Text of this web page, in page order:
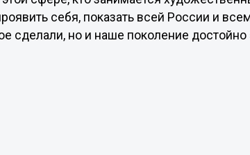
себя, показать всей России и
сделали, но и наше поколение достойно